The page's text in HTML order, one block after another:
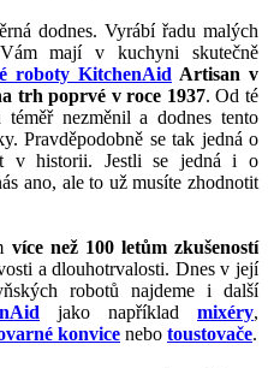
dodnes. Vyrábí řadu malých
mají v kuchyni skutečně
roboty KitchenAid Artisan v
trh poprvé v roce 1937. Od té
nezměnil a dodnes tento
Pravděpodobně se tak jedná o
v historii. Jestli se jedná i o
ano, ale to už musíte zhodnotit
více než 100 letům zkušeností
a dlouhotrvalosti. Dnes v její
robotů najdeme i další
jako například mixéry,
konvice nebo toustovače.